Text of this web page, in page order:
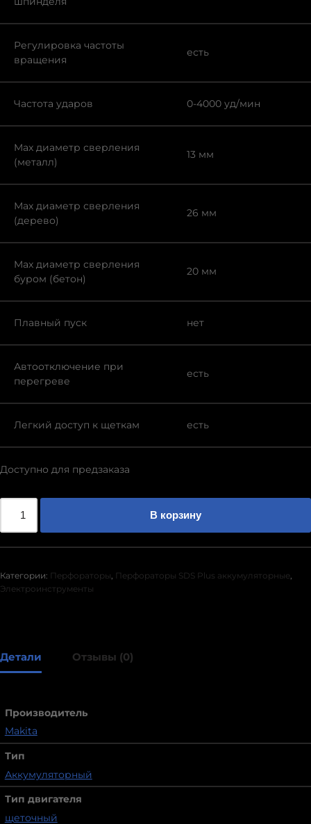
Регулировка частоты
вращения
есть
Частота ударов 0-4000 уд/мин
Max диаметр сверления
(металл)
13 мм
Мах диаметр сверления
(дерево)
26 мм
Max диаметр сверления
буром (бетон)
20 мм
Плавный пуск нет
Автоотключение при
перегреве
есть
Легкий доступ к щеткам есть
Доступно для предзаказа
В корзину
Категории: Перфораторы Перфораторы SDS Plus аккумуляторные
Электроинструменты
Детали Отзывы (0)
Производитель
Makita
Тип
Аккумуляторный
Тип двигателя
щеточный